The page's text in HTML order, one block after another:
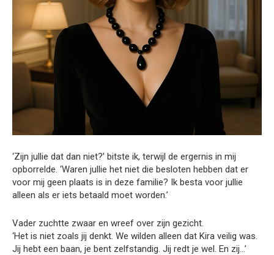
‘Zijn jullie dat dan niet?’ bitste ik, terwijl de ergernis in mij
opborrelde. ‘Waren jullie het niet die besloten hebben dat er
voor mij geen plaats is in deze familie? Ik besta voor jullie
alleen als er iets betaald moet worden.’
Vader zuchtte zwaar en wreef over zijn gezicht.
‘Het is niet zoals jij denkt. We wilden alleen dat Kira veilig was.
Jij hebt een baan, je bent zelfstandig. Jij redt je wel. En zij…’